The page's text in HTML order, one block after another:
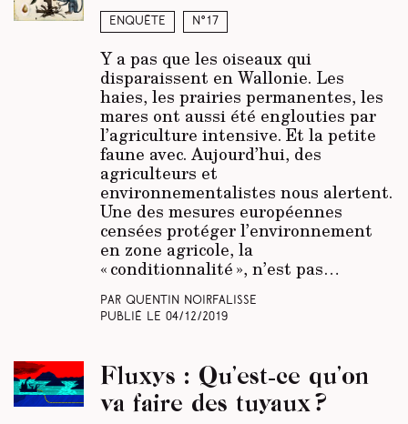
Enquête N°17
Y a pas que les oiseaux qui
disparaissent en Wallonie. Les
haies, les prairies permanentes, les
mares ont aussi été englouties par
l’agriculture intensive. Et la petite
faune avec. Aujourd’hui, des
agriculteurs et
environnementalistes nous alertent.
Une des mesures européennes
censées protéger l’environnement
en zone agricole, la
« conditionnalité », n’est pas…
Par Quentin Noirfalisse
Publié le 04/12/2019
Fluxys : Qu’est-ce qu’on
va faire des tuyaux ?